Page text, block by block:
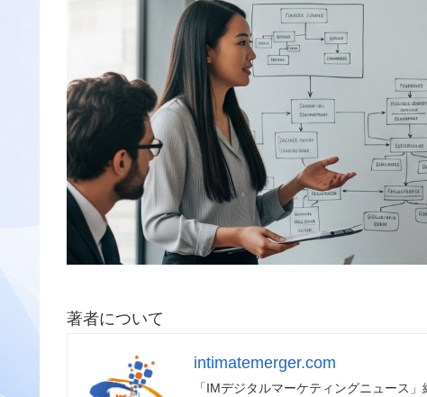
著者について
intimatemerger.com
「IMデジタルマーケティングニュース